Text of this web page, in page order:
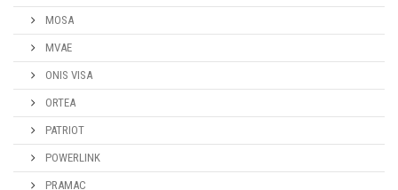
MOSA
MVAE
ONIS VISA
ORTEA
PATRIOT
POWERLINK
PRAMAC